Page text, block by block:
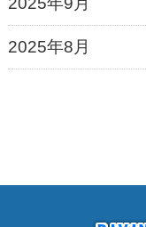
2025年8月